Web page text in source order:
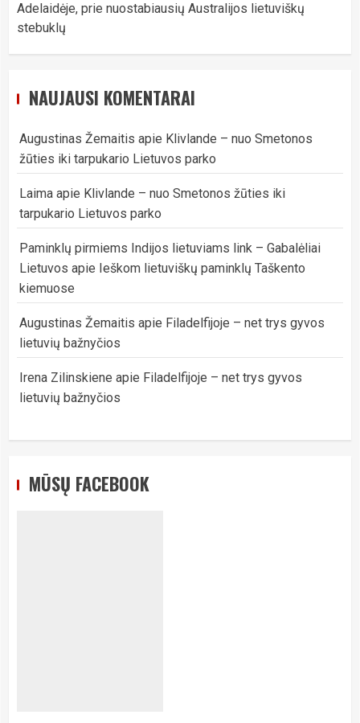
Adelaidėje, prie nuostabiausių Australijos lietuviškų
stebuklų
NAUJAUSI KOMENTARAI
Augustinas Žemaitis apie Klivlande – nuo Smetonos
žūties iki tarpukario Lietuvos parko
Laima apie Klivlande – nuo Smetonos žūties iki
tarpukario Lietuvos parko
Paminklų pirmiems Indijos lietuviams link – Gabalėliai
Lietuvos apie Ieškom lietuviškų paminklų Taškento
kiemuose
Augustinas Žemaitis apie Filadelfijoje – net trys gyvos
lietuvių bažnyčios
Irena Zilinskiene apie Filadelfijoje – net trys gyvos
lietuvių bažnyčios
MŪSŲ FACEBOOK